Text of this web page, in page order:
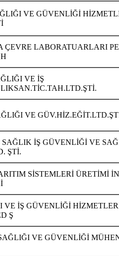
VE GÜVENLİĞİ
ÇEVRE LABORATUARLARI
VE İŞ
VE
SAĞLIK İŞ GÜVENLİĞİ VE
ŞTİ.
SİSTEMLERİ ÜRETİMİ
VE İŞ GÜVENLİĞİ
Ş
VE GÜVENLİĞİ